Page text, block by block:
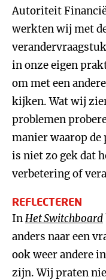
Autoriteit
werkten wij met
in onze eigen
om met een
kijken. Wat wij
problemen
manier waarop
is niet zo gek dat
verbetering of
REFLECTEREN
InHet Switchboard
anders naar een
ook weer andere
zijn. Wij praten